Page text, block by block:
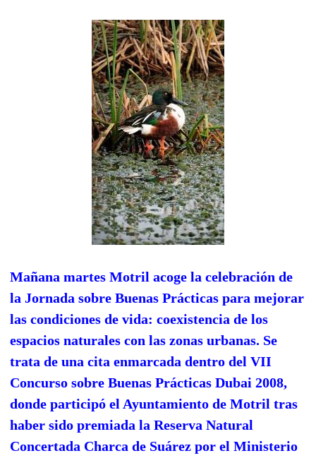
Mañana martes Motril acoge la celebración de
la Jornada sobre Buenas Prácticas para mejorar
las condiciones de vida: coexistencia de los
espacios naturales con las zonas urbanas. Se
trata de una cita enmarcada dentro del VII
Concurso sobre Buenas Prácticas Dubai 2008,
donde participó el Ayuntamiento de Motril tras
haber sido premiada la Reserva Natural
Concertada Charca de Suárez por el Ministerio